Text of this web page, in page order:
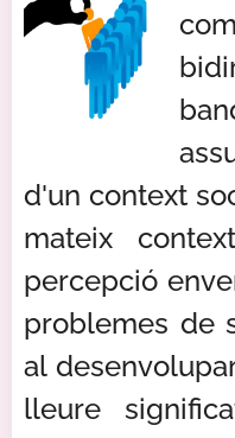
d'un context
mateix
percepció
problemes de
al
lleure